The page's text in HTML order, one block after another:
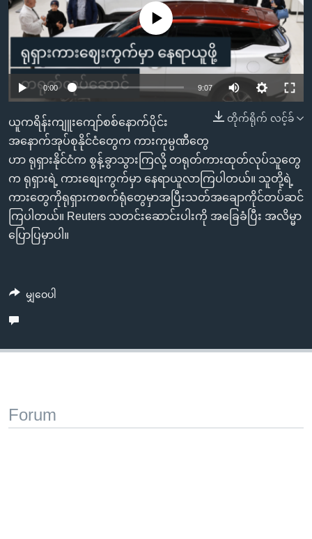
ရန်
ပင်မ
ညွန်း
စာမျက်နှာ
ကျော်
ကြည့်
ရန်
ရှာဖွေ
ရန်
နေရာ
သို့
မကြေးမုံရဲ့ အင်္ဂလိပ်စာ
ရုပ်ရှင်ထဲက အင်္ဂလိပ်စာ
သုတပဒေသာ အင်္ဂလိပ်စာ
ရေဒီယို
တီဗွီ
ရေဒီယိုနှင့်ရုပ်သံ အချက်အလက်များ
ရေဒီယို/တီဗွီအစီအစဉ်
Learning English
ဘာသာစကားများ
No media source currently available
0:00 9:07
တိုက်ရိုက် လင့်ခ်
ယူကရိန်းကျူးကျော်စစ်နောက်ပိုင်း
အနောက်အုပ်စုနိုင်ငံတွေက ကားကုမ္ပဏီတွေ
ဟာ ရုရှားနိုင်ငံက စွန့်ခွာသွားကြလို့ တရုတ်ကားထုတ်လုပ်သူတွေ
က ရုရှားရဲ့ ကားစျေးကွက်မှာ နေရာယူလာကြပါတယ်။ သူတို့ရဲ့
ကားတွေကိုရုရှားကစက်ရုံတွေမှာအပြီးသတ်အချောကိုင်တပ်ဆင်
ကြပါတယ်။ Reuters သတင်းဆောင်းပါးကို အခြေခံပြီး အလိမ္မာ
ပြောပြမှာပါ။
မျှဝေပါ
Forum